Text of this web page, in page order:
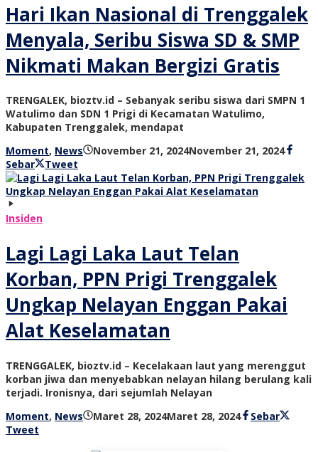
Hari Ikan Nasional di Trenggalek
Menyala, Seribu Siswa SD & SMP
Nikmati Makan Bergizi Gratis
TRENGALEK, bioztv.id – Sebanyak seribu siswa dari SMPN 1
Watulimo dan SDN 1 Prigi di Kecamatan Watulimo,
Kabupaten Trenggalek, mendapat
Moment, News November 21, 2024November 21, 2024oleh
tv
Sebar Tweet
Insiden
Lagi Lagi Laka Laut Telan
Korban, PPN Prigi Trenggalek
Ungkap Nelayan Enggan Pakai
Alat Keselamatan
TRENGGALEK, bioztv.id – Kecelakaan laut yang merenggut
korban jiwa dan menyebabkan nelayan hilang berulang kali
terjadi. Ironisnya, dari sejumlah Nelayan
Moment, News Maret 28, 2024Maret 28, 2024olehSebar
Tweet